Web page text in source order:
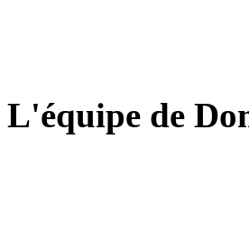
L'équipe de